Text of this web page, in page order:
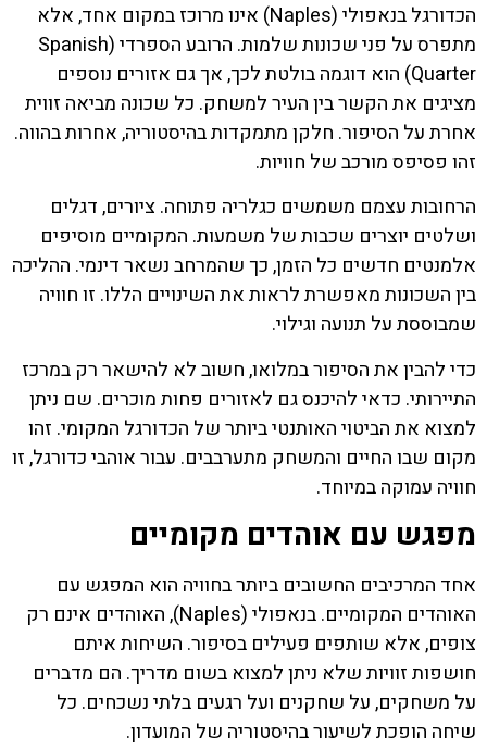
הכדורגל בנאפולי (Naples) אינו מרוכז במקום אחד, אלא
מתפרס על פני שכונות שלמות. הרובע הספרדי (Spanish
Quarter) הוא דוגמה בולטת לכך, אך גם אזורים נוספים
מציגים את הקשר בין העיר למשחק. כל שכונה מביאה זווית
אחרת על הסיפור. חלקן מתמקדות בהיסטוריה, אחרות בהווה.
זהו פסיפס מורכב של חוויות.
הרחובות עצמם משמשים כגלריה פתוחה. ציורים, דגלים
ושלטים יוצרים שכבות של משמעות. המקומיים מוסיפים
אלמנטים חדשים כל הזמן, כך שהמרחב נשאר דינמי. ההליכה
בין השכונות מאפשרת לראות את השינויים הללו. זו חוויה
שמבוססת על תנועה וגילוי.
כדי להבין את הסיפור במלואו, חשוב לא להישאר רק במרכז
התיירותי. כדאי להיכנס גם לאזורים פחות מוכרים. שם ניתן
למצוא את הביטוי האותנטי ביותר של הכדורגל המקומי. זהו
מקום שבו החיים והמשחק מתערבבים. עבור אוהבי כדורגל, זו
חוויה עמוקה במיוחד.
מפגש עם אוהדים מקומיים
אחד המרכיבים החשובים ביותר בחוויה הוא המפגש עם
האוהדים המקומיים. בנאפולי (Naples), האוהדים אינם רק
צופים, אלא שותפים פעילים בסיפור. השיחות איתם
חושפות זוויות שלא ניתן למצוא בשום מדריך. הם מדברים
על משחקים, על שחקנים ועל רגעים בלתי נשכחים. כל
שיחה הופכת לשיעור בהיסטוריה של המועדון.